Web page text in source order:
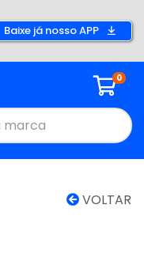
Baixe já nosso APP
0
VOLTAR